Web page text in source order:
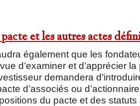
et les autres actes
également que les
d’examiner et d’apprécier
demandera
d’associés ou
du pacte et des